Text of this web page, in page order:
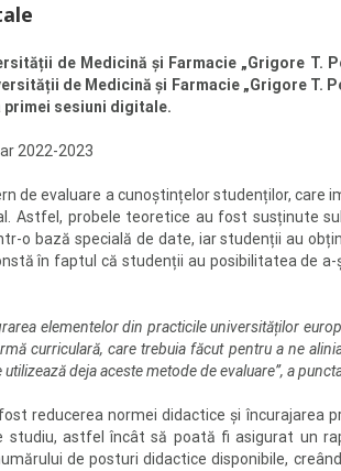
de Medicină și Farmacie „Grigore T.
de Medicină și Farmacie „Grigore T.
sesiuni digitale.
2022-2023
de evaluare a cunoștințelor studenților, care
Astfel, probele teoretice au fost susținute
o bază specială de date, iar studenții au
în faptul că studenții au posibilitatea de
elementelor din practicile universităților
curriculară, care trebuia făcut pentru a ne
deja aceste metode de evaluare”, a
reducerea normei didactice și încurajarea
studiu, astfel încât să poată fi asigurat un
de posturi didactice disponibile,